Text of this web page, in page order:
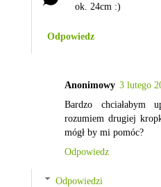
ok. 24cm :)
Odpowiedz
Anonimowy 3 lutego
Bardzo chciałabym
rozumiem drugiej
mógł by mi pomóc?
Odpowiedz
Odpowiedzi